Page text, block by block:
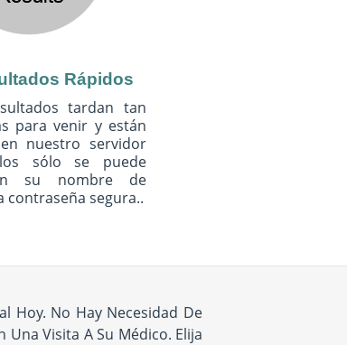
Rápidos
tardan tan
para venir y están
nuestro servidor
sólo se puede
su nombre de
contraseña segura..
Hoy. No Hay Necesidad De
Una Visita A Su Médico. Elija